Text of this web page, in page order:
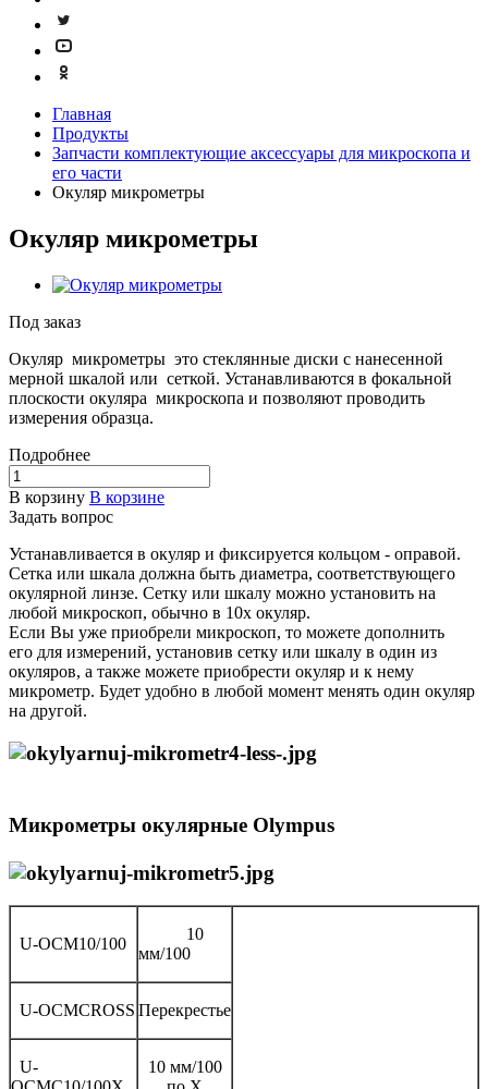
Главная
Продукты
Запчасти комплектующие аксессуары для микроскопа и
его части
Окуляр микрометры
Окуляр микрометры
Под заказ
Окуляр микрометры это стеклянные диски с нанесенной
мерной шкалой или сеткой. Устанавливаются в фокальной
плоскости окуляра микроскопа и позволяют проводить
измерения образца.
Подробнее
В корзину В корзине
Задать вопрос
Устанавливается в окуляр и фиксируется кольцом - оправой.
Сетка или шкала должна быть диаметра, соответствующего
окулярной линзе. Сетку или шкалу можно установить на
любой микроскоп, обычно в 10х окуляр.
Если Вы уже приобрели микроскоп, то можете дополнить
его для измерений, установив сетку или шкалу в один из
окуляров, а также можете приобрести окуляр и к нему
микрометр. Будет удобно в любой момент менять один окуляр
на другой.
Микрометры окулярные Olympus
U-OCM10/100
10
мм/100
U-OCMCROSS Перекрестье
U-
10 мм/100